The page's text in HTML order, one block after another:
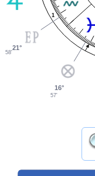
1
21°
58'
16°
57'